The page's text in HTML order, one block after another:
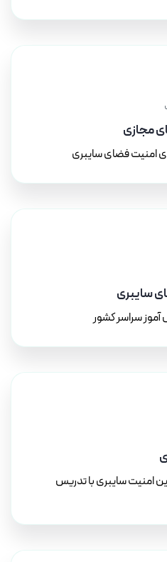
مجازی
فضای سایبری
سایبری
امنیت سایبری با تدریس